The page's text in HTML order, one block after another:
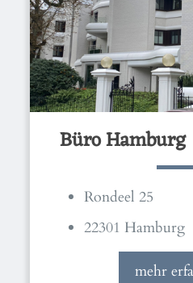
Büro Hamburg
Rondeel 25
22301 Hamburg
mehr